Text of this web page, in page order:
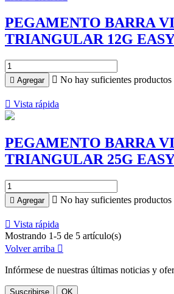
PEGAMENTO BARRA
TRIANGULAR 12G
 Agregar  No hay suficientes productos
 Vista rápida
PEGAMENTO BARRA
TRIANGULAR 25G
 Agregar  No hay suficientes productos
 Vista rápida
Mostrando 1-5 de 5 artículo(s)
Volver arriba 
Infórmese de nuestras últimas noticias y